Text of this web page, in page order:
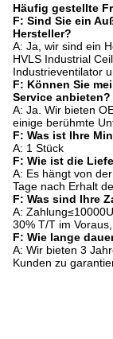
Häufig gestellte
F: Sind Sie ein
Hersteller?
A: Ja, wir sind ein
HVLS Industrial
Industrieventilator
F: Können Sie
Service anbieten?
A: Ja. Wir bieten
einige berühmte
F: Was ist Ihre
A: 1 Stück
F: Wie ist die
A: Es hängt von
Tage nach Erhalt
F: Was sind Ihre
A:
30% T/T im
F: Wie lange
A: Wir bieten 3
Kunden zu